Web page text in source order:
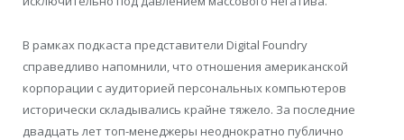
В рамках подкаста представители Digital Foundry
справедливо напомнили, что отношения американской
корпорации с аудиторией персональных компьютеров
исторически складывались крайне тяжело. За последние
двадцать лет топ-менеджеры неоднократно публично